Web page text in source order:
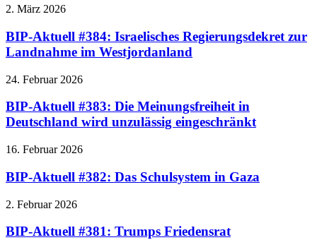
2. März 2026
BIP-Aktuell #384: Israelisches Regierungsdekret zur
Landnahme im Westjordanland
24. Februar 2026
BIP-Aktuell #383: Die Meinungsfreiheit in
Deutschland wird unzulässig eingeschränkt
16. Februar 2026
BIP-Aktuell #382: Das Schulsystem in Gaza
2. Februar 2026
BIP-Aktuell #381: Trumps Friedensrat